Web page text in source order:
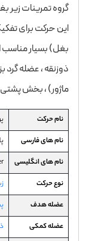
گروه تمرینات زیر
این حرکت برای
بغل) بسیار
ذوزنقه ، عضله گرد
ماژور) ، بخش
نام حرکت
نام های فارسی
نام های انگلیسی
نوع حرکت
عضله هدف
عضله کمکی